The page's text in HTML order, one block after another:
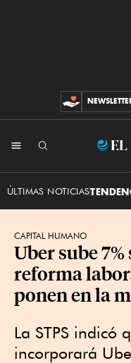
ÚLTIMAS NOTICIAS
CAPITAL HUMANO
Uber sube
reforma
ponen en la
La STPS indicó
incorporará